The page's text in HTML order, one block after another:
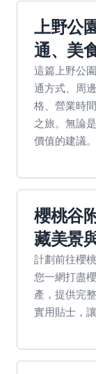
上野公
通、美
這篇上野公
通方式、周
格、營業時
之旅。無論
價值的建議。
櫻桃谷
藏美景
計劃前往櫻
您一網打盡
產，提供完
實用貼士，